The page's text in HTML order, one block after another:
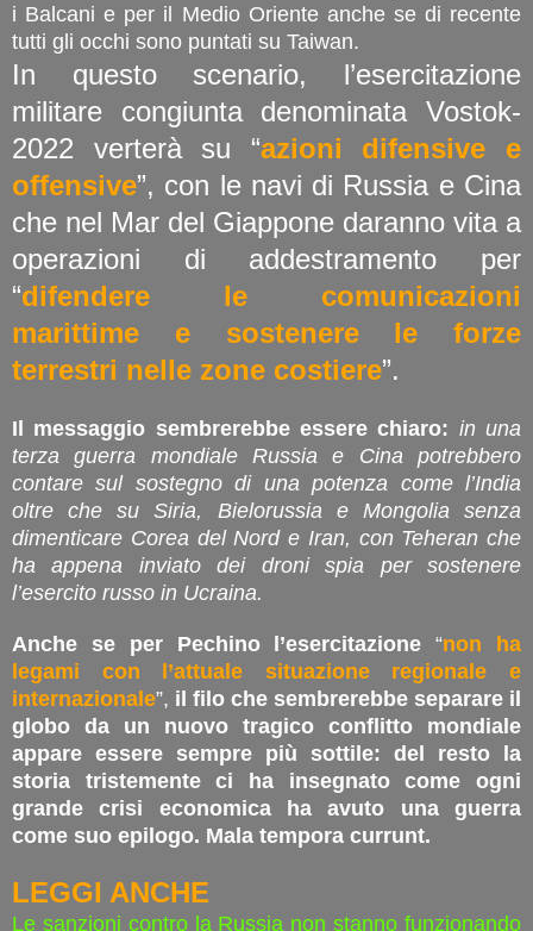
i Balcani e per il Medio Oriente anche se di recente
tutti gli occhi sono puntati su Taiwan.
In questo scenario, l’esercitazione
militare congiunta denominata Vostok-
2022 verterà su “azioni difensive e
offensive”, con le navi di Russia e Cina
che nel Mar del Giappone daranno vita a
operazioni di addestramento per
“difendere le comunicazioni
marittime e sostenere le forze
terrestri nelle zone costiere”.
Il messaggio sembrerebbe essere chiaro: in una
terza guerra mondiale Russia e Cina potrebbero
contare sul sostegno di una potenza come l’India
oltre che su Siria, Bielorussia e Mongolia senza
dimenticare Corea del Nord e Iran, con Teheran che
ha appena inviato dei droni spia per sostenere
l’esercito russo in Ucraina.
Anche se per Pechino l’esercitazione “non ha
legami con l’attuale situazione regionale e
internazionale”, il filo che sembrerebbe separare il
globo da un nuovo tragico conflitto mondiale
appare essere sempre più sottile: del resto la
storia tristemente ci ha insegnato come ogni
grande crisi economica ha avuto una guerra
come suo epilogo. Mala tempora currunt.
LEGGI ANCHE
Le sanzioni contro la Russia non stanno funzionando